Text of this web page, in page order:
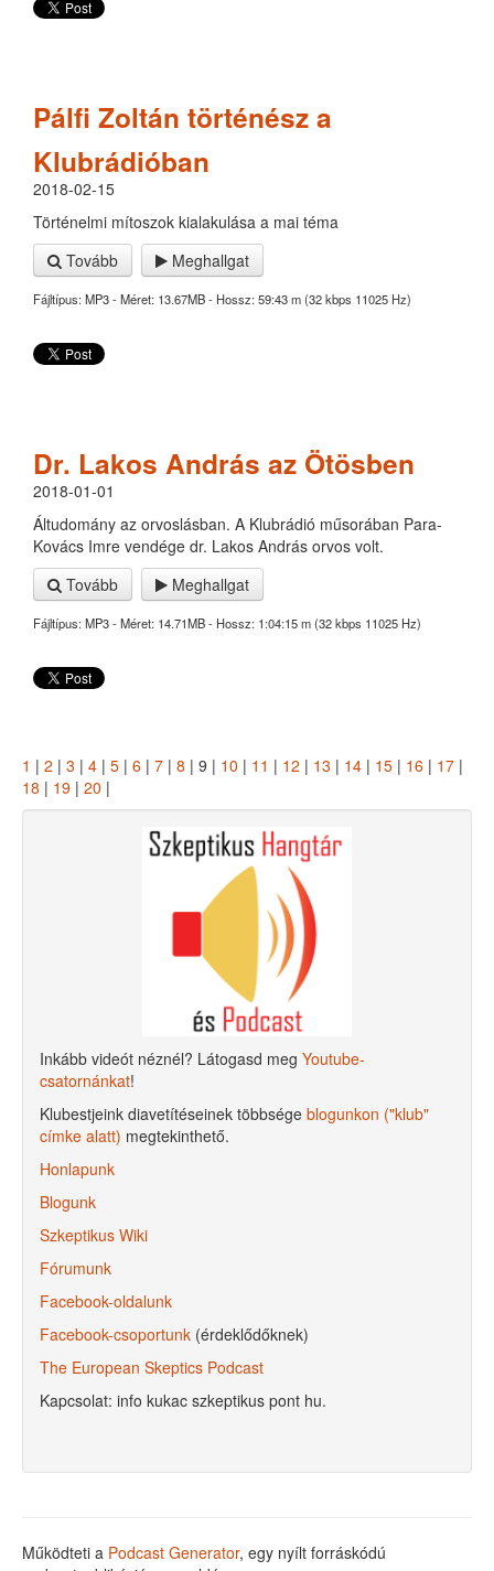
Pálfi Zoltán történész a
Klubrádióban
2018-02-15
Történelmi mítoszok kialakulása a mai téma
Tovább
Meghallgat
Fájltípus: MP3 - Méret: 13.67MB - Hossz: 59:43 m (32 kbps 11025 Hz)
Dr. Lakos András az Ötösben
2018-01-01
Áltudomány az orvoslásban. A Klubrádió műsorában Para-
Kovács Imre vendége dr. Lakos András orvos volt.
Tovább
Meghallgat
Fájltípus: MP3 - Méret: 14.71MB - Hossz: 1:04:15 m (32 kbps 11025 Hz)
1 | 2 | 3 | 4 | 5 | 6 | 7 | 8 | 9 | 10 | 11 | 12 | 13 | 14 | 15 | 16 | 17 |
18 | 19 | 20 |
Inkább videót néznél? Látogasd meg Youtube-
csatornánkat!
Klubestjeink diavetítéseinek többsége blogunkon ("klub"
címke alatt) megtekinthető.
Honlapunk
Blogunk
Szkeptikus Wiki
Fórumunk
Facebook-oldalunk
Facebook-csoportunk (érdeklődőknek)
The European Skeptics Podcast
Kapcsolat: info kukac szkeptikus pont hu.
Működteti a Podcast Generator, egy nyílt forráskódú